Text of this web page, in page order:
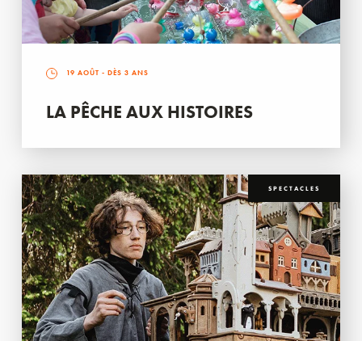
19 AOÛT - DÈS 3 ANS
LA PÊCHE AUX HISTOIRES
SPECTACLES